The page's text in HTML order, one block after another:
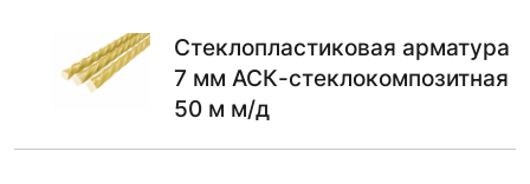
Стеклопластиковая арматура
7 мм АСК-стеклокомпозитная
50 м м/д